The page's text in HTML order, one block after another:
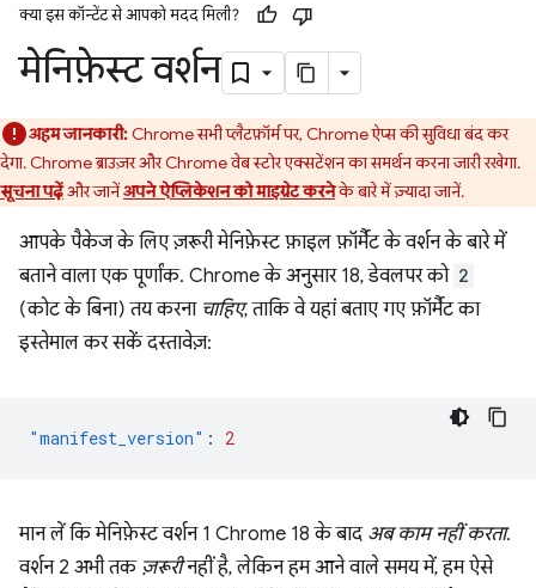
क्या इस कॉन्टेंट से आपको मदद मिली?
मेनिफ़ेस्ट वर्शन
अहम जानकारी:Chrome सभी प्लैटफ़ॉर्म पर, Chrome ऐप्स की सुविधा बंद कर
देगा. Chrome ब्राउज़र और Chrome वेब स्टोर एक्सटेंशन का समर्थन करना जारी रखेगा.
सूचना पढ़ेंऔर जानेंअपने ऐप्लिकेशन को माइग्रेट करनेके बारे में ज़्यादा जानें.
आपके पैकेज के लिए ज़रूरी मेनिफ़ेस्ट फ़ाइल फ़ॉर्मैट के वर्शन के बारे में
बताने वाला एक पूर्णांक. Chrome के अनुसार 18, डेवलपर को 2
(कोट के बिना) तय करना चाहिए, ताकि वे यहां बताए गए फ़ॉर्मैट का
इस्तेमाल कर सकें दस्तावेज़:
"manifest_version" : 2
मान लें कि मेनिफ़ेस्ट वर्शन 1 Chrome 18 के बाद अब काम नहीं करता.
वर्शन 2 अभी तक ज़रूरीनहीं है, लेकिन हम आने वाले समय में, हम ऐसे